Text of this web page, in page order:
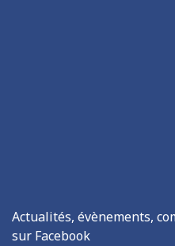
Actualités, évènements,
sur Facebook